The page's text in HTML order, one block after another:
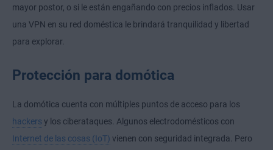
mayor postor, o si le están engañando con precios inflados. Usar
una VPN en su red doméstica le brindará tranquilidad y libertad
para explorar.
Protección para domótica
La domótica cuenta con múltiples puntos de acceso para los
hackers y los ciberataques. Algunos electrodomésticos con
Internet de las cosas (IoT) vienen con seguridad integrada. Pero